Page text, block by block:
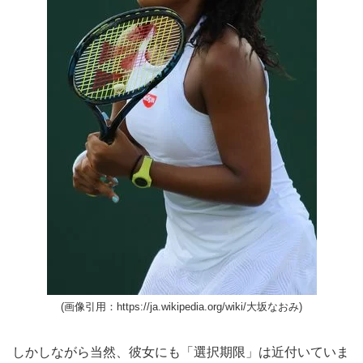
(画像引用：https://ja.wikipedia.org/wiki/大坂なおみ)
しかしながら当然、彼女にも「選択期限」は近付いていま